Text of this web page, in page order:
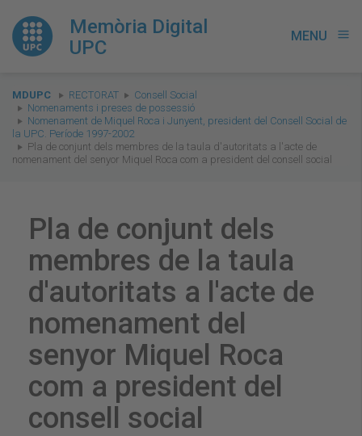
Memòria Digital
UPC
MENU menu
You
are
here:
MDUPC RECTORAT
Consell Social
Nomenaments i preses de possessió
Nomenament de Miquel Roca i Junyent, president del Consell Social de
la UPC. Període 1997-2002
Pla de conjunt dels membres de la taula d'autoritats a l'acte de
nomenament del senyor Miquel Roca com a president del consell social
Pla de conjunt dels
membres de la taula
d'autoritats a l'acte de
nomenament del
senyor Miquel Roca
com a president del
consell social